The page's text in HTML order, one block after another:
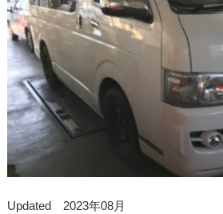
Updated 2023年08月